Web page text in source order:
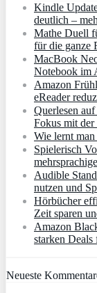
Kindle
deutlich –
Mathe Duell
für die ganze
MacBook
Notebook im
Amazon
eReader
Querlesen
Fokus mit
Wie lernt man
Spielerisch
Audible
nutzen und
Hörbücher
Zeit sparen
Amazon
starken
Neueste